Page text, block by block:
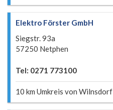
Elektro Förster GmbH
Siegstr. 93a
57250 Netphen
Tel: 0271 773100
10 km Umkreis von Wilnsdorf